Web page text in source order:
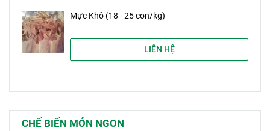
Mực Khô (18 - 25 con/kg)
LIÊN HỆ
CHẾ BIẾN MÓN NGON